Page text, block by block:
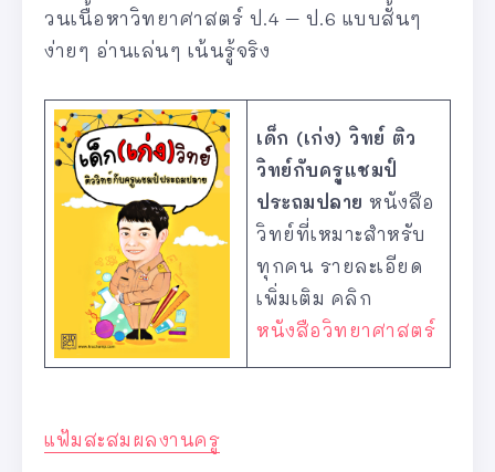
วนเนื้อหาวิทยาศาสตร์ ป.4 – ป.6 แบบสั้นๆ
ง่ายๆ อ่านเล่นๆ เน้นรู้จริง
เด็ก (เก่ง) วิทย์ ติว
วิทย์กับครูแชมป์
ประถมปลาย หนังสือ
วิทย์ที่เหมาะสำหรับ
ทุกคน รายละเอียด
เพิ่มเติม คลิก
หนังสือวิทยาศาสตร์
แฟ้มสะสมผลงานครู